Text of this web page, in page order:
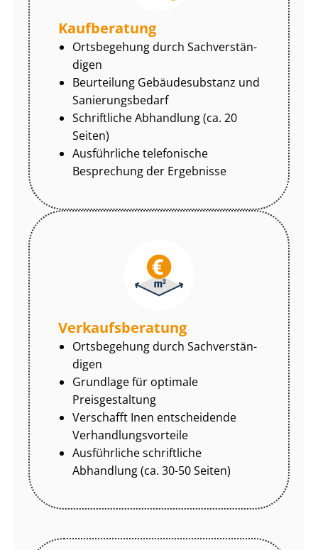
Kaufberatung
Ortsbegehung durch Sach­ver­stän­
di­gen
Beurteilung Gebäudesubstanz und
Sa­nie­rungs­be­darf
Schriftliche Abhandlung (ca. 20
Seiten)
Ausführliche telefonische
Besprechung der Ergebnisse
Ver­kaufs­be­ra­tung
Ortsbegehung durch Sach­ver­stän­
di­gen
Grundlage für optimale
Preisgestaltung
Verschafft Inen entscheidende
Ver­hand­lungs­vor­tei­le
Ausführliche schriftliche
Abhandlung (ca. 30-50 Seiten)